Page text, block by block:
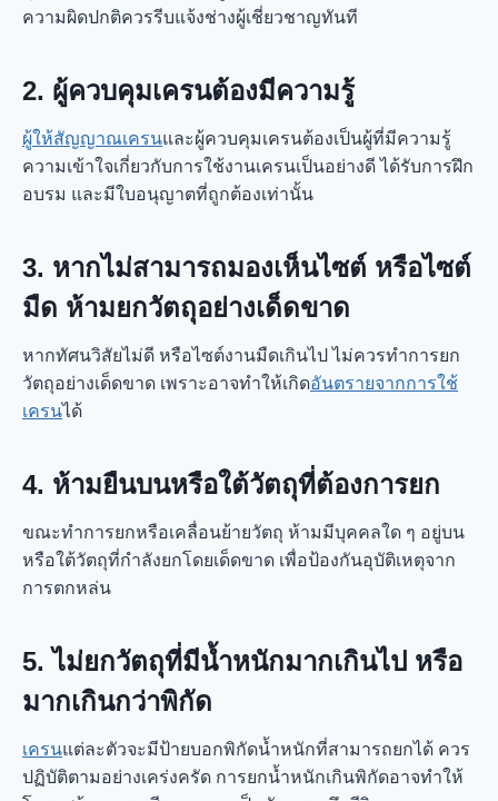
ความผิดปกติควรรีบแจ้งช่างผู้เชี่ยวชาญทันที
2. ผู้ควบคุมเครนต้องมีความรู้
ผู้ให้สัญญาณเครนและผู้ควบคุมเครนต้องเป็นผู้ที่มีความรู้
ความเข้าใจเกี่ยวกับการใช้งานเครนเป็นอย่างดี ได้รับการฝึก
อบรม และมีใบอนุญาตที่ถูกต้องเท่านั้น
3. หากไม่สามารถมองเห็นไซต์ หรือไซต์
มืด ห้ามยกวัตถุอย่างเด็ดขาด
หากทัศนวิสัยไม่ดี หรือไซต์งานมืดเกินไป ไม่ควรทำการยก
วัตถุอย่างเด็ดขาด เพราะอาจทำให้เกิดอันตรายจากการใช้
เครนได้
4. ห้ามยืนบนหรือใต้วัตถุที่ต้องการยก
ขณะทำการยกหรือเคลื่อนย้ายวัตถุ ห้ามมีบุคคลใด ๆ อยู่บน
หรือใต้วัตถุที่กำลังยกโดยเด็ดขาด เพื่อป้องกันอุบัติเหตุจาก
การตกหล่น
5. ไม่ยกวัตถุที่มีน้ำหนักมากเกินไป หรือ
มากเกินกว่าพิกัด
เครนแต่ละตัวจะมีป้ายบอกพิกัดน้ำหนักที่สามารถยกได้ ควร
ปฏิบัติตามอย่างเคร่งครัด การยกน้ำหนักเกินพิกัดอาจทำให้